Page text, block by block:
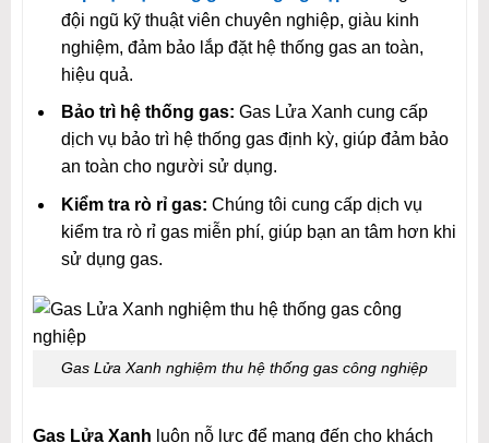
đội ngũ kỹ thuật viên chuyên nghiệp, giàu kinh
nghiệm, đảm bảo lắp đặt hệ thống gas an toàn,
hiệu quả.
Bảo trì hệ thống gas: Gas Lửa Xanh cung cấp
dịch vụ bảo trì hệ thống gas định kỳ, giúp đảm bảo
an toàn cho người sử dụng.
Kiểm tra rò rỉ gas: Chúng tôi cung cấp dịch vụ
kiểm tra rò rỉ gas miễn phí, giúp bạn an tâm hơn khi
sử dụng gas.
Gas Lửa Xanh nghiệm thu hệ thống gas công nghiệp
Gas Lửa Xanh luôn nỗ lực để mang đến cho khách